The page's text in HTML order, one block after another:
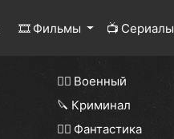
🎞 Фильмы 📺 Сериалы
👨‍✈️ Военный
🔪 Криминал
🧙‍♀️ Фантастика